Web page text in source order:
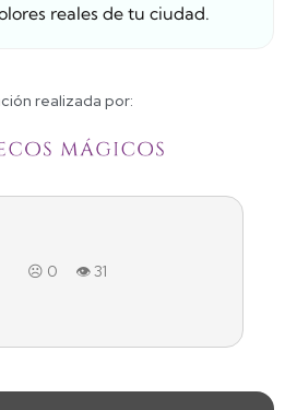
reales de tu ciudad.
realizada por:
☹ 0 👁 31